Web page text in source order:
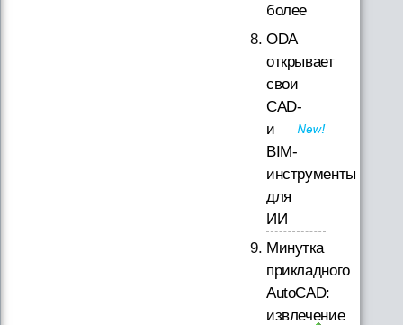
более
ODA
открывает
свои
CAD-
и
BIM-
инструменты
для
ИИ
Минутка
прикладного
AutoCAD:
извлечение